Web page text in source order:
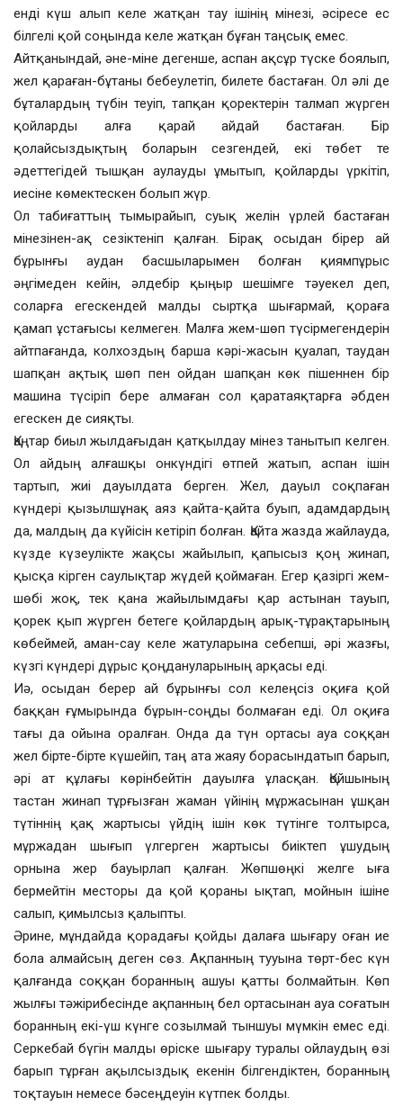
енді күш алып келе жатқан тау ішінің мінезі, әсіресе ес
білгелі қой соңында келе жатқан бұған таңсық емес.
Айтқанындай, әне-міне дегенше, аспан ақсұр түске боялып,
жел қараған-бұтаны бебеулетіп, билете бастаған. Ол әлі де
бұталардың түбін теуіп, тапқан қоректерін талмап жүрген
қойларды алға қарай айдай бастаған. Бір
қолайсыздықтың боларын сезгендей, екі төбет те
әдеттегідей тышқан аулауды ұмытып, қойларды үркітіп,
иесіне көмектескен болып жүр.
Ол табиғаттың тымырайып, суық желін үрлей бастаған
мінезінен-ақ сезіктеніп қалған. Бірақ осыдан бірер ай
бұрынғы аудан басшыларымен болған қиямпұрыс
әңгімеден кейін, әлдебір қыңыр шешімге тәуекел деп,
соларға егескендей малды сыртқа шығармай, қораға
қамап ұстағысы келмеген. Малға жем-шөп түсірмегендерін
айтпағанда, колхоздың барша кәрі-жасын қуалап, таудан
шапқан ақтық шөп пен ойдан шапқан көк пішеннен бір
машина түсіріп бере алмаған сол қаратаяқтарға әбден
егескен де сияқты.
Қаңтар биыл жылдағыдан қатқылдау мінез танытып келген.
Ол айдың алғашқы онкүндігі өтпей жатып, аспан ішін
тартып, жиі дауылдата берген. Жел, дауыл соқпаған
күндері қызылшұнақ аяз қайта-қайта буып, адамдардың
да, малдың да күйісін кетіріп болған. Қайта жазда жайлауда,
күзде күзеулікте жақсы жайылып, қапысыз қоң жинап,
қысқа кірген саулықтар жүдей қоймаған. Егер қазіргі жем-
шөбі жоқ, тек қана жайылымдағы қар астынан тауып,
қорек қып жүрген бетеге қойлардың арық-тұрақтарының
көбеймей, аман-сау келе жатуларына себепші, әрі жазғы,
күзгі күндері дұрыс қоңдануларының арқасы еді.
Иә, осыдан берер ай бұрынғы сол келеңсіз оқиға қой
баққан ғұмырында бұрын-соңды болмаған еді. Ол оқиға
тағы да ойына оралған. Онда да түн ортасы ауа соққан
жел бірте-бірте күшейіп, таң ата жаяу борасындатып барып,
әрі ат құлағы көрінбейтін дауылға ұласқан. Қойшының
тастан жинап тұрғызған жаман үйінің мұржасынан ұшқан
түтіннің қақ жартысы үйдің ішін көк түтінге толтырса,
мұржадан шығып үлгерген жартысы биіктеп ұшудың
орнына жер бауырлап қалған. Жөпшөңкі желге ыға
бермейтін месторы да қой қораны ықтап, мойнын ішіне
салып, қимылсыз қалыпты.
Әрине, мұндайда қорадағы қойды далаға шығару оған ие
бола алмайсың деген сөз. Ақпанның тууына төрт-бес күн
қалғанда соққан боранның ашуы қатты болмайтын. Көп
жылғы тәжірибесінде ақпанның бел ортасынан ауа соғатын
боранның екі-үш күнге созылмай тыншуы мүмкін емес еді.
Серкебай бүгін малды өріске шығару туралы ойлаудың өзі
барып тұрған ақылсыздық екенін білгендіктен, боранның
тоқтауын немесе бәсеңдеуін күтпек болды.